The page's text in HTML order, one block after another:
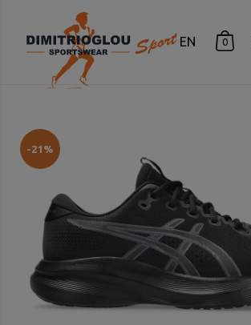
EN 0
-21%